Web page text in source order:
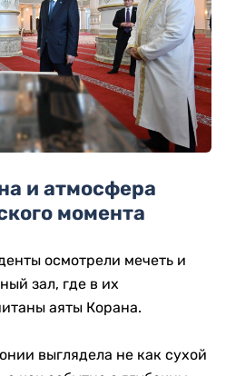
и атмосфера
момента
осмотрели мечеть и
зал, где в их
аяты Корана.
выглядела не как сухой